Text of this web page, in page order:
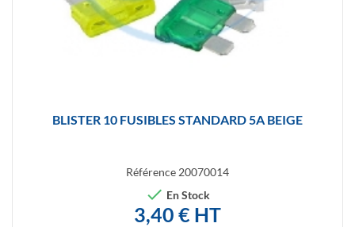
BLISTER 10 FUSIBLES STANDARD 5A BEIGE
Référence 20070014
 En Stock
3,40 € HT